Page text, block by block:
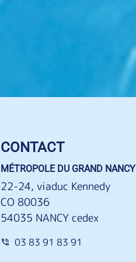
CONTACT
MÉTROPOLE DU GRAND NANCY
22-24, viaduc Kennedy
CO 80036
54035 NANCY cedex
03 83 91 83 91